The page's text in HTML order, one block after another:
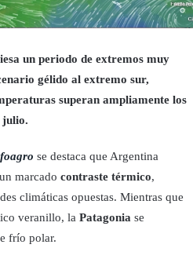
un periodo de extremos muy
gélido al extremo sur,
superan ampliamente los
julio.
se destaca que Argentina
marcado contraste térmico,
climáticas opuestas. Mientras que
veranillo, la Patagonia se
frío polar.